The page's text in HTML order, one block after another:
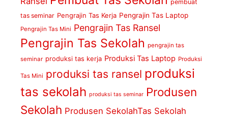
pembuat
tas seminar Pengrajin Tas Kerja Pengrajin Tas Laptop
Pengrajin Tas Mini Pengrajin Tas Ransel
Pengrajin Tas Sekolah pengrajin tas
seminar produksi tas kerja Produksi Tas Laptop Produksi
Tas Mini produksi tas ransel produksi
tas sekolah produksi tas seminar Produsen
Sekolah Produsen SekolahTas Sekolah